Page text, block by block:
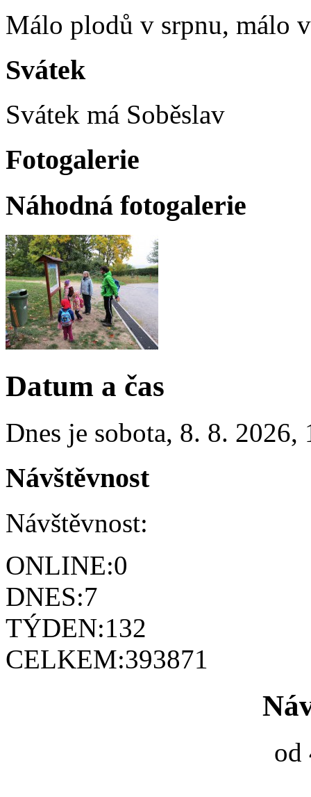
Málo plodů v srpnu, málo
Svátek
Svátek má Soběslav
Fotogalerie
Náhodná fotogalerie
Datum a čas
Dnes je sobota, 8. 8. 2026,
Návštěvnost
Návštěvnost:
ONLINE:0
DNES:7
TÝDEN:132
CELKEM:393871
od